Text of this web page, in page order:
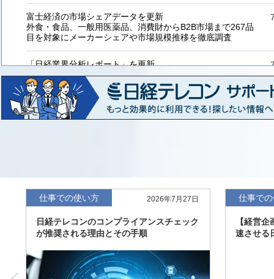
富士経済の市場シェアデータを更新
外食・食品、一般用医薬品、消費財からB2B市場まで267品
目を対象にメーカーシェアや市場規模推移を徹底調査
「日経業界分析レポート」を更新
「工業用プラスチック製品」「システムインテグレーター」
など20業界の内容を刷新
「東洋経済海外進出企業情報」の2026年版、約3万6千社を
収録
「日経POS情報マーケットレポート」の最新版、10～3月実
績の市場動向を速報
度の予想を実施
仕事での使い方 2026年7月27日
日経テレコンのコンプライアンスチェック
が推奨される理由とその手順
仕事で
【経営
速させる